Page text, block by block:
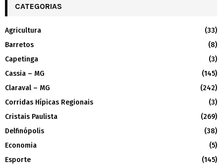
CATEGORIAS
Agricultura
(33)
Barretos
(8)
Capetinga
(3)
Cassia – MG
(145)
Claraval – MG
(242)
Corridas Hípicas Regionais
(3)
Cristais Paulista
(269)
Delfinópolis
(38)
Economia
(5)
Esporte
(145)